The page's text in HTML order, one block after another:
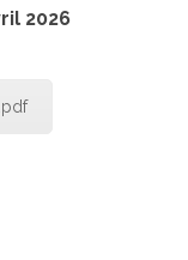
2026